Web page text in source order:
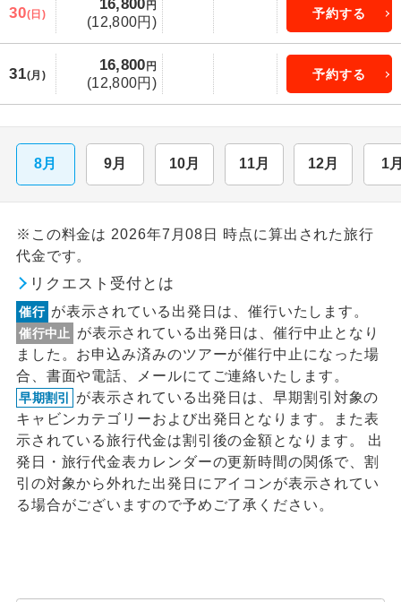
30(日)
16,800 円
(12,800円)
予約する
31(月)
16,800 円
(12,800円)
予約する
8月 9月 10月 11月 12月 1
※この料金は 2026年7月08日 時点に算出された旅行
代金です。
リクエスト受付とは
催行 が表示されている出発日は、催行いたします。
催行中止
が表示されている出発日は、催行中止となり
ました。お申込み済みのツアーが催行中止になった場
合、書面や電話、メールにてご連絡いたします。
早期割引
が表示されている出発日は、早期割引対象の
キャビンカテゴリーおよび出発日となります。また表
示されている旅行代金は割引後の金額となります。 出
発日・旅行代金表カレンダーの更新時間の関係で、割
引の対象から外れた出発日にアイコンが表示されてい
る場合がございますので予めご了承ください。